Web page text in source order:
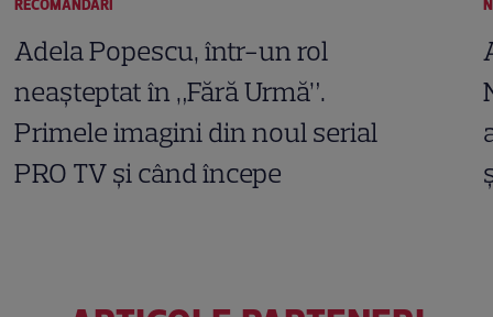
RECOMANDĂRI
Adela Popescu, într-un rol
neașteptat în „Fără Urmă”.
Primele imagini din noul serial
PRO TV și când începe